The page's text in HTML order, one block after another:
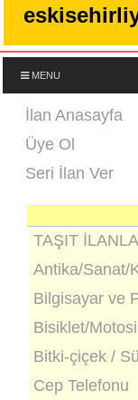
MENU
İlan Anasayfa
Üye Ol
Seri İlan Ver
TAŞIT
Antika/Sanat/
Bilgisayar ve
Bisiklet/
Bitki-çiçek /
Cep Telefonu